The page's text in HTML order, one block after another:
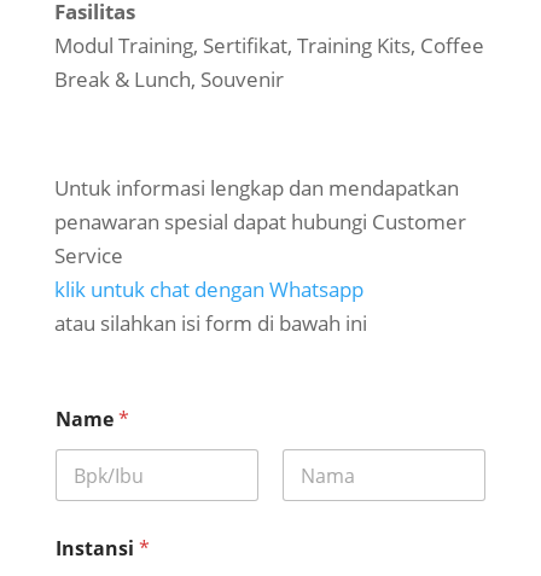
Fasilitas
Modul Training, Sertifikat, Training Kits, Coffee
Break & Lunch, Souvenir
Untuk informasi lengkap dan mendapatkan
penawaran spesial dapat hubungi Customer
Service
klik untuk chat dengan Whatsapp
atau silahkan isi form di bawah ini
Name*
Instansi *